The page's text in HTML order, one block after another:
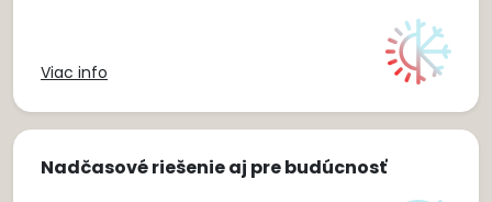
Viac info
Nadčasové riešenie aj pre budúcnosť